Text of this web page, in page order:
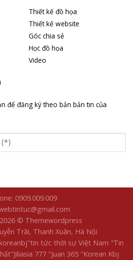
Thiết kế đồ họa
Thiết kế website
Góc chia sẻ
Học đồ họa
Video
để đăng ký theo bản bản tin của
0909.009.009
© Themewordpress
Trãi, Thanh Xuân, Hà Nội
"tin tức thời sự Việt Nam "Tin
"Jiliasia 777 "Juan 365 "Korean Kbj